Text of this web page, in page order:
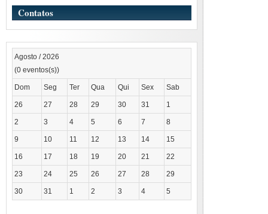
Contatos
Agosto / 2026
(0 eventos(s))
Dom Seg Ter Qua Qui Sex Sab
26 27 28 29 30 31 1
2 3 4 5 6 7 8
9 10 11 12 13 14 15
16 17 18 19 20 21 22
23 24 25 26 27 28 29
30 31 1 2 3 4 5